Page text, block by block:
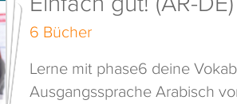
6 Bücher
Lerne mit phase6 deine
Ausgangssprache Arabisch